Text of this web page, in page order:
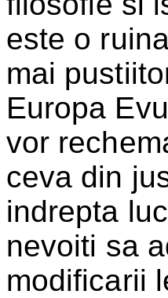
este o
mai
Europa
vor
ceva din
indrepta
nevoiti sa
modificarii